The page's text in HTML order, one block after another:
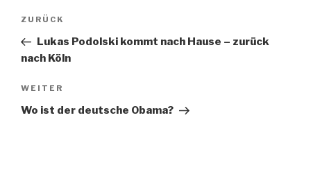
Beitragsnavigation
Vorheriger
Beitrag
ZURÜCK
Lukas Podolski kommt nach Hause – zurück
nach Köln
Nächster
Beitrag
WEITER
Wo ist der deutsche Obama?